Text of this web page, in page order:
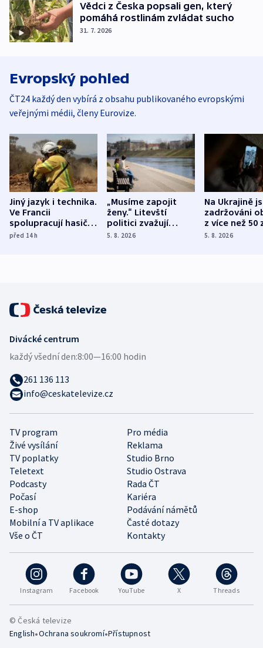
Vědci z Česka popsali gen, který
pomáhá rostlinám zvládat sucho
31. 7. 2026
Evropský pohled
ČT24 každý den vybírá z obsahu publikovaného evropskými
veřejnými médii, členy Eurovize.
Jiný jazyk i technika.
Ve Francii
spolupracují hasiči z
různých zemí
před 14h
„Musíme zapojit
ženy.“ Litevští
politici zvažují
dohodu o
5. 8. 2026
Na Ukrajině
zadržováni
z více než 50
Bojovali na
5. 8. 2026
Instagram Facebook YouTube X Threads
TV program
Pro média
Živé vysílání
Reklama
TV poplatky
Studio Brno
Teletext
Studio Ostrava
Podcasty
Rada ČT
Počasí
Kariéra
E-shop
Podávání námětů
Mobilní a TV aplikace
Časté dotazy
Vše o ČT
Kontakty
Divácké centrum
každý všední den:8:00—16:00 hodin
261 136 113
info@ceskatelevize.cz
© Česká televize
English•Ochrana soukromí•Přístupnost